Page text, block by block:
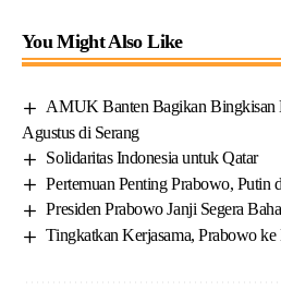
You Might Also Like
AMUK Banten Bagikan Bingkisan
Agustus di Serang
Solidaritas Indonesia untuk Qatar
Pertemuan Penting Prabowo, Putin
Presiden Prabowo Janji Segera
Tingkatkan Kerjasama, Prabowo ke